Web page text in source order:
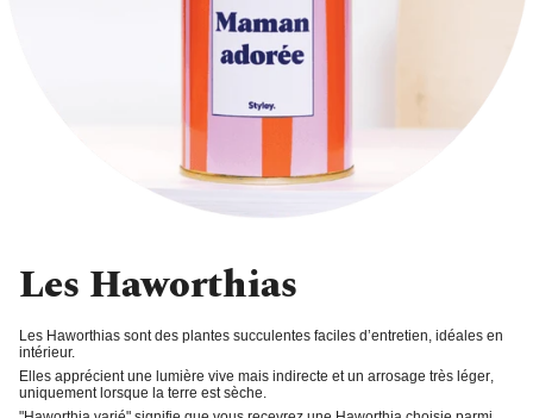
Les Haworthias
Les Haworthias sont des plantes succulentes faciles d’entretien, idéales en
intérieur.
Elles apprécient une lumière vive mais indirecte et un arrosage très léger,
uniquement lorsque la terre est sèche.